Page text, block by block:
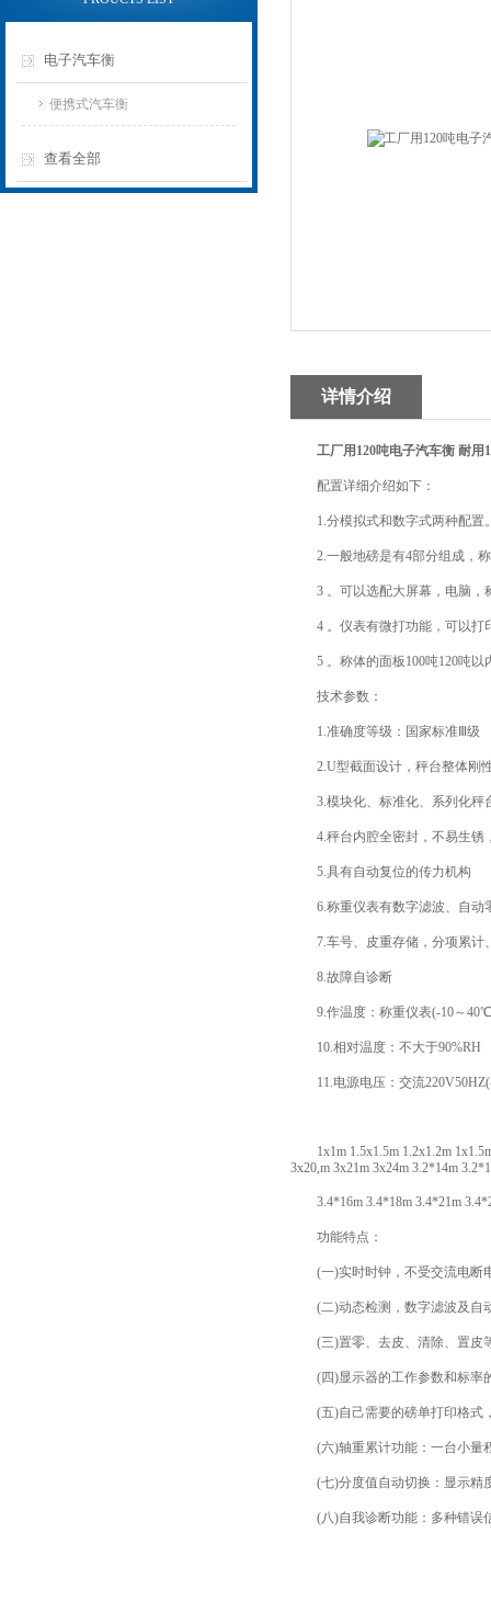
电子汽车衡
便携式汽车衡
查看全部
详情介绍
工厂用120吨电子汽车衡 耐用
配置详细介绍如下：
1.分模拟式和数字式两种配置
2.一般地磅是有4部分组成，称
3 。可以选配大屏幕，电脑，
4 。仪表有微打功能，可以打
5 。称体的面板100吨120吨以
技术参数：
1.准确度等级：国家标准Ⅲ级
2.U型截面设计，秤台整体刚
3.模块化、标准化、系列化秤
4.秤台内腔全密封，不易生锈
5.具有自动复位的传力机构
6.称重仪表有数字滤波、自动
7.车号、皮重存储，分项累计
8.故障自诊断
9.作温度：称重仪表(-10～
10.相对温度：不大于90%RH
11.电源电压：交流220V50HZ(-
1x1m 1.5x1.5m 1.2x1.2m 1x1.5m
3x20,m 3x21m 3x24m 3.2*14m
3.4*16m 3.4*18m 3.4*21m
功能特点：
(一)实时时钟，不受交流电断
(二)动态检测，数字滤波及自
(三)置零、去皮、清除、置皮
(四)显示器的工作参数和标率
(五)自己需要的磅单打印格式
(六)轴重累计功能：一台小量
(七)分度值自动切换：显示精
(八)自我诊断功能：多种错误